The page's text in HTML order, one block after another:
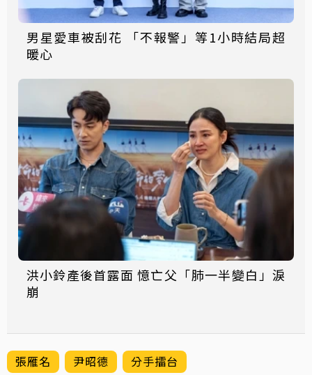
男星愛車被刮花 「不報警」等1小時結局超
暖心
洪小鈴產後首露面 憶亡父「肺一半變白」淚
崩
張雁名 尹昭德 分手擂台